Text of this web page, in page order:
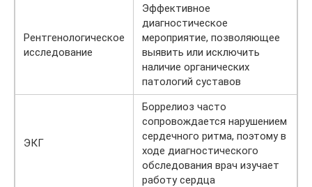
Рентгенологическое
исследование
Эффективное
диагностическое
мероприятие, позволяющее
выявить или исключить
наличие органических
патологий суставов
ЭКГ
Боррелиоз часто
сопровождается нарушением
сердечного ритма, поэтому в
ходе диагностического
обследования врач изучает
работу сердца